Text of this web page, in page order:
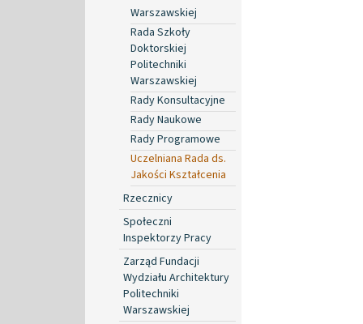
Warszawskiej
Rada Szkoły
Doktorskiej
Politechniki
Warszawskiej
Rady Konsultacyjne
Rady Naukowe
Rady Programowe
Uczelniana Rada ds.
Jakości Kształcenia
Rzecznicy
Społeczni
Inspektorzy Pracy
Zarząd Fundacji
Wydziału Architektury
Politechniki
Warszawskiej